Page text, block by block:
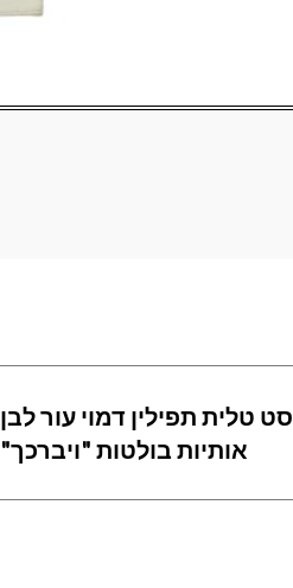
סט טלית תפילין דמוי עור לבן
אותיות בולטות "ויברכך"